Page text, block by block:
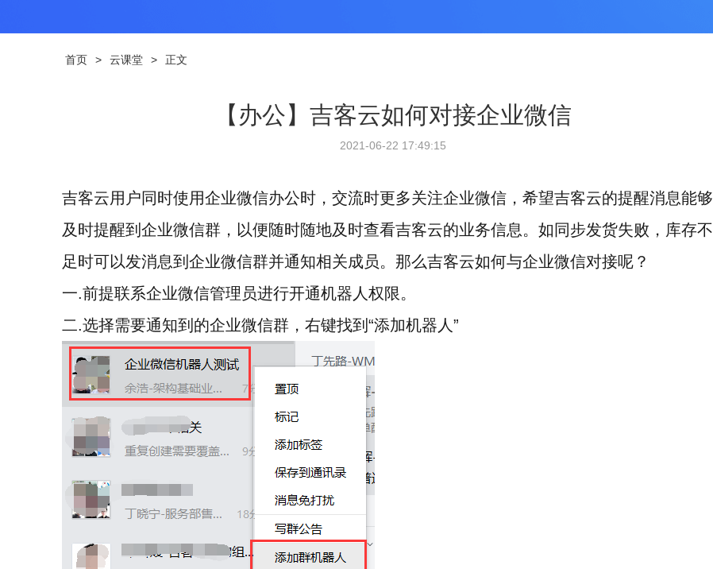
首页 > 云课堂 > 正文
【办公】吉客云如何对接企业微信
2021-06-22 17:49:15
吉客云用户同时使用企业微信办公时，交流时更多关注企业微信，希望吉客云的提醒消息能够
及时提醒到企业微信群，以便随时随地及时查看吉客云的业务信息。如同步发货失败，库存不
足时可以发消息到企业微信群并通知相关成员。那么吉客云如何与企业微信对接呢？
一.前提联系企业微信管理员进行开通机器人权限。
二.选择需要通知到的企业微信群，右键找到“添加机器人”